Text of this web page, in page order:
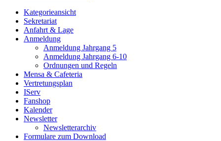
Kategorieansicht
Sekretariat
Anfahrt & Lage
Anmeldung
Anmeldung Jahrgang 5
Anmeldung Jahrgang 6-10
Ordnungen und Regeln
Mensa & Cafeteria
Vertretungsplan
IServ
Fanshop
Kalender
Newsletter
Newsletterarchiv
Formulare zum Download